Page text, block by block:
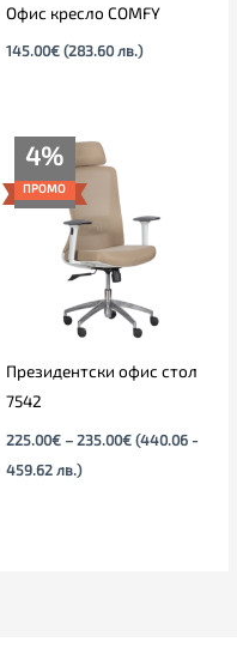
Офис кресло COMFY
145.00€ (283.60 лв.)
4%
ПРОМО
Президентски офис стол
7542
225.00€ – 235.00€
235.00€
(440.06 -
459.62 лв.)